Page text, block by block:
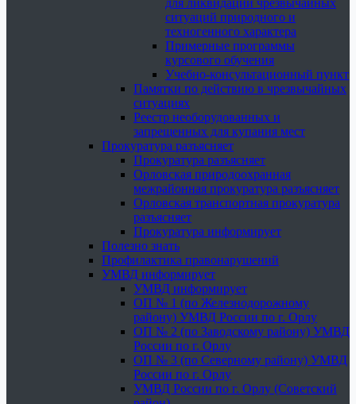
для ликвидации чрезвычайных
ситуаций природного и
техногенного характера
Примерные программы
курсового обучения
Учебно-консультационный пункт
Памятки по действию в чрезвычайных
ситуациях
Реестр необорудованных и
запрещенных для купания мест
Прокуратура разъясняет
Прокуратура разъясняет
Орловская природоохранная
межрайонная прокуратура разъясняет
Орловская транспортная прокуратура
разъясняет
Прокуратура информирует
Полезно знать
Профилактика правонарушений
УМВД информирует
УМВД информирует
ОП № 1 (по Железнодорожному
району) УМВД России по г. Орлу
ОП № 2 (по Заводскому району) УМВД
России по г. Орлу
ОП № 3 (по Северному району) УМВД
России по г. Орлу
УМВД России по г. Орлу (Советский